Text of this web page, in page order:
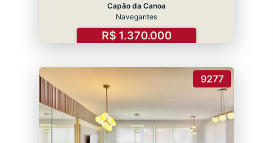
Capão da Canoa
Navegantes
R$ 1.370.000
9277